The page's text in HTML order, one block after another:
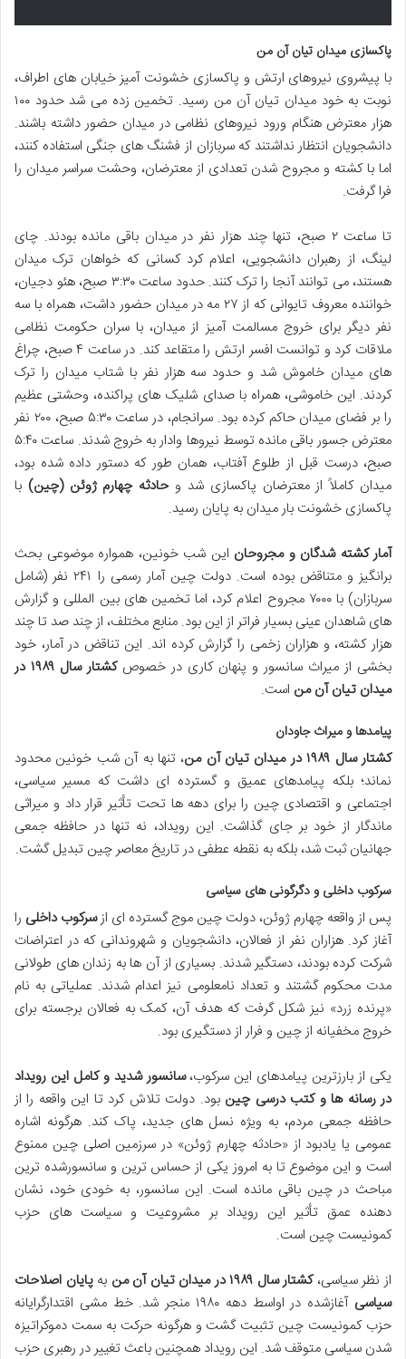
پاکسازی میدان تیان آن من
با پیشروی نیروهای ارتش و پاکسازی خشونت آمیز خیابان های اطراف،
نوبت به خود میدان تیان آن من رسید. تخمین زده می شد حدود ۱۰۰
هزار معترض هنگام ورود نیروهای نظامی در میدان حضور داشته باشند.
دانشجویان انتظار نداشتند که سربازان از فشنگ های جنگی استفاده کنند،
اما با کشته و مجروح شدن تعدادی از معترضان، وحشت سراسر میدان را
فرا گرفت.
تا ساعت ۲ صبح، تنها چند هزار نفر در میدان باقی مانده بودند. چای
لینگ، از رهبران دانشجویی، اعلام کرد کسانی که خواهان ترک میدان
هستند، می توانند آنجا را ترک کنند. حدود ساعت ۳:۳۰ صبح، هئو دجیان،
خواننده معروف تایوانی که از ۲۷ مه در میدان حضور داشت، همراه با سه
نفر دیگر برای خروج مسالمت آمیز از میدان، با سران حکومت نظامی
ملاقات کرد و توانست افسر ارتش را متقاعد کند. در ساعت ۴ صبح، چراغ
های میدان خاموش شد و حدود سه هزار نفر با شتاب میدان را ترک
کردند. این خاموشی، همراه با صدای شلیک های پراکنده، وحشتی عظیم
را بر فضای میدان حاکم کرده بود. سرانجام، در ساعت ۵:۳۰ صبح، ۲۰۰ نفر
معترض جسور باقی مانده توسط نیروها وادار به خروج شدند. ساعت ۵:۴۰
صبح، درست قبل از طلوع آفتاب، همان طور که دستور داده شده بود،
میدان کاملاً از معترضان پاکسازی شد وحادثه چهارم ژوئن (چین) با
پاکسازی خشونت بار میدان به پایان رسید.
آمار کشته شدگان و مجروحان این شب خونین، همواره موضوعی بحث
برانگیز و متناقض بوده است. دولت چین آمار رسمی را ۲۴۱ نفر (شامل
سربازان) با ۷۰۰۰ مجروح اعلام کرد، اما تخمین های بین المللی و گزارش
های شاهدان عینی بسیار فراتر از این بود. منابع مختلف، از چند صد تا چند
هزار کشته، و هزاران زخمی را گزارش کرده اند. این تناقض در آمار، خود
بخشی از میراث سانسور و پنهان کاری در خصوص
کشتار سال ۱۹۸۹ در
میدان تیان آن من است.
پیامدها و میراث جاودان
کشتار سال ۱۹۸۹ در میدان تیان آن من
، تنها به آن شب خونین محدود
نماند؛ بلکه پیامدهای عمیق و گسترده ای داشت که مسیر سیاسی،
اجتماعی و اقتصادی چین را برای دهه ها تحت تأثیر قرار داد و میراثی
ماندگار از خود بر جای گذاشت. این رویداد، نه تنها در حافظه جمعی
جهانیان ثبت شد، بلکه به نقطه عطفی در تاریخ معاصر چین تبدیل گشت.
سرکوب داخلی و دگرگونی های سیاسی
پس از واقعه چهارم ژوئن، دولت چین موج گسترده ای ازسرکوب داخلی را
آغاز کرد. هزاران نفر از فعالان، دانشجویان و شهروندانی که در اعتراضات
شرکت کرده بودند، دستگیر شدند. بسیاری از آن ها به زندان های طولانی
مدت محکوم گشتند و تعداد نامعلومی نیز اعدام شدند. عملیاتی به نام
«پرنده زرد» نیز شکل گرفت که هدف آن، کمک به فعالان برجسته برای
خروج مخفیانه از چین و فرار از دستگیری بود.
یکی از بارزترین پیامدهای این سرکوب،سانسور شدید و کامل این رویداد
در رسانه ها و کتب درسی چین بود. دولت تلاش کرد تا این واقعه را از
حافظه جمعی مردم، به ویژه نسل های جدید، پاک کند. هرگونه اشاره
عمومی یا یادبود از «حادثه چهارم ژوئن» در سرزمین اصلی چین ممنوع
است و این موضوع تا به امروز یکی از حساس ترین و سانسورشده ترین
مباحث در چین باقی مانده است. این سانسور، به خودی خود، نشان
دهنده عمق تأثیر این رویداد بر مشروعیت و سیاست های حزب
کمونیست چین است.
از نظر سیاسی،کشتار سال ۱۹۸۹ در میدان تیان آن من بهپایان اصلاحات
سیاسی
آغازشده در اواسط دهه ۱۹۸۰ منجر شد. خط مشی اقتدارگرایانه
حزب کمونیست چین تثبیت گشت و هرگونه حرکت به سمت دموکراتیزه
شدن سیاسی متوقف شد. این رویداد همچنین باعث تغییر در رهبری حزب